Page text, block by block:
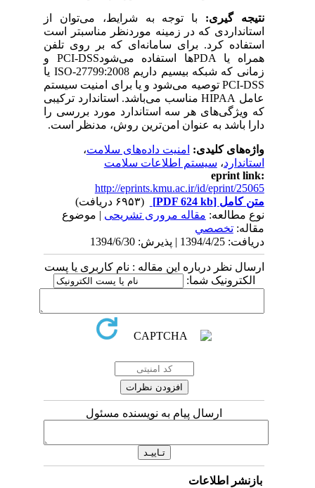
نتیجه­ گیری:با توجه به شرایط، می‌توان از
استانداردی که در زمینه موردنظر مناسب­تر است
استفاده ‌کرد. برای سامانه‌ای که بر روی تلفن
همراه یا PDAها استفاده می‌شودPCI-DSSو
زمانی‌ که شبکه بی­سیم داریمISO-27799:2008یا
PCI-DSSتوصیه‌ می‌شود و یا برای امنیت سیستم
عامل HIPAAمناسب می‌باشد. استاندارد ترکیبی
که ویژگی‌های هر سه استاندارد مورد بررسی را
دارا ‌باشد به عنوان امن‌ترین روش، مدنظر است.
واژه‌های کلیدی:امنیت داده‌های سلامت،
استاندارد ،سیستم اطلاعات سلامت
eprint link:
http://eprints.kmu.ac.ir/id/eprint/25065
متن کامل[PDF 624 kb]
نوع مطالعه:مقاله مروری تشریحی| موضوع
مقاله:تخصصي
دریافت: 1394/4/25 | پذیرش: 1394/6/30
ارسال نظر درباره این مقاله : نام کاربری یا پست
الکترونیک شما:
ارسال پیام به نویسنده مسئول
بازنشر اطلاعات